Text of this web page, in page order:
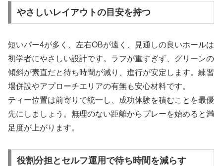
やさしいレイアウトの目安を持つ
短いパー4が多く、左右OBが遠く、見通しの良いホールは
初学者にやさしい設計です。ラフが重すぎず、グリーンの
傾斜が素直だと待ち時間が減り、進行が安定します。練習
場併設やアプローチエリアの有無も安心材料です。
ティー位置は前寄りで統一し、成功体験を積むことを最優
先にしましょう。無理のない距離からプレーを始めると満
足度が上がります。
役割分担とセルフ運用で待ち時間を減らす